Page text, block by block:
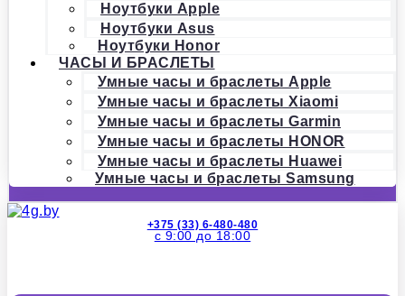
Ноутбуки Apple
Ноутбуки Asus
Ноутбуки Honor
ЧАСЫ И БРАСЛЕТЫ
Умные часы и браслеты Apple
Умные часы и браслеты Xiaomi
Умные часы и браслеты Garmin
Умные часы и браслеты HONOR
Умные часы и браслеты Huawei
Умные часы и браслеты Samsung
+375 (33) 6-480-480
с 9:00 до 18:00